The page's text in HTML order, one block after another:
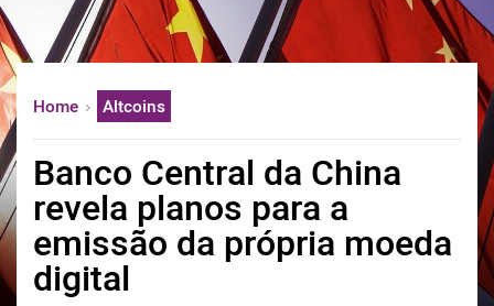
français
italiano
日本語
русский
한국어
العربية
ไทย
Home Altcoins
Banco Central da China
revela planos para a
emissão da própria moeda
digital